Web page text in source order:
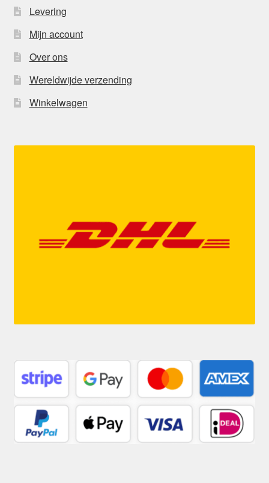
Levering
Mijn account
Over ons
Wereldwijde verzending
Winkelwagen